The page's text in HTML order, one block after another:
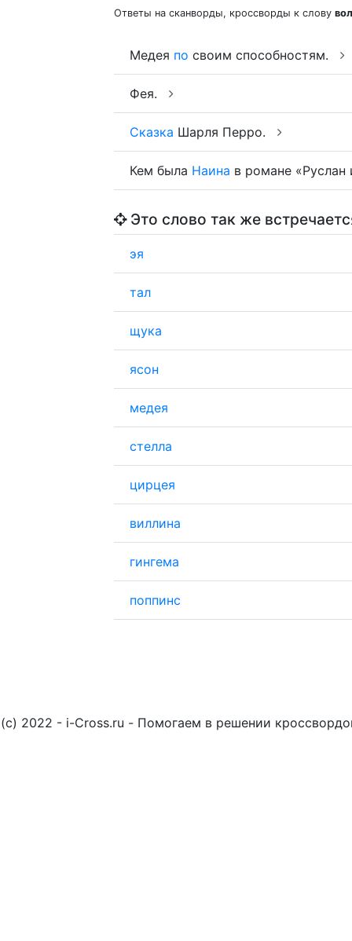
Ответы на сканворды, кроссворды к слову
Медея по своим способностям.
Фея.
Сказка Шарля Перро.
Кем была Наина в романе
Это слово так же
эя
тал
щука
ясон
медея
стелла
цирцея
виллина
гингема
поппинс
(c) 2022 - i-Cross.ru - Помогаем в решении